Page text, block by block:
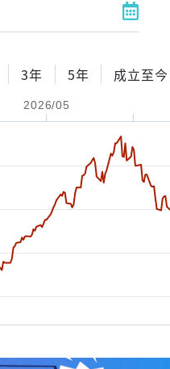
3年 5年 成立至今
2026/05